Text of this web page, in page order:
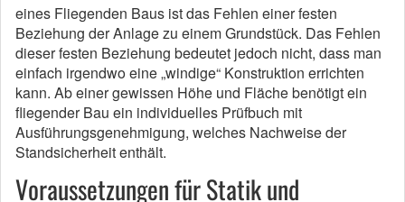
eines Fliegenden Baus ist das Fehlen einer festen
Beziehung der Anlage zu einem Grundstück. Das Fehlen
dieser festen Beziehung bedeutet jedoch nicht, dass man
einfach irgendwo eine „windige“ Konstruktion errichten
kann. Ab einer gewissen Höhe und Fläche benötigt ein
fliegender Bau ein individuelles Prüfbuch mit
Ausführungsgenehmigung, welches Nachweise der
Standsicherheit enthält.
Voraussetzungen für Statik und